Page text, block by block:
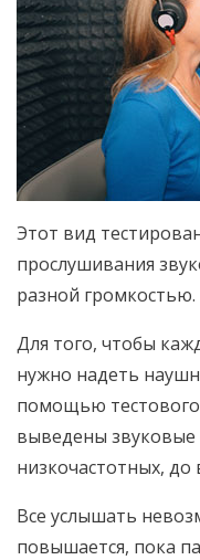
Этот вид
прослушивания
разной громкостью.
Для того, чтобы
нужно надеть
помощью тестового
выведены звуковые
низкочастотных, до
Все услышать
повышается, пока